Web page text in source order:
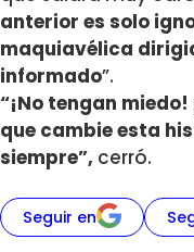
anterior es solo
maquiavélica
informado”.
“¡No tengan
que cambie esta
siempre”, cerró.
Seguir en